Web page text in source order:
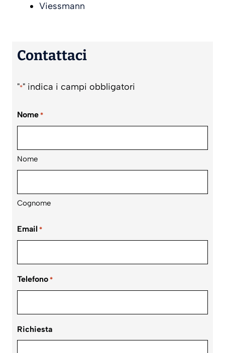
Viessmann
Contattaci
"*" indica i campi obbligatori
Nome *
Nome
Cognome
Email *
Telefono *
Richiesta